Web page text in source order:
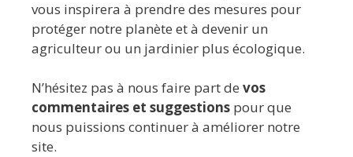
vous inspirera à prendre des mesures pour
protéger notre planète et à devenir un
agriculteur ou un jardinier plus écologique.
N’hésitez pas à nous faire part de vos
commentaires et suggestions pour que
nous puissions continuer à améliorer notre
site.